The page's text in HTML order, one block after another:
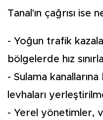
Tanal'ın çağrısı ise
- Yoğun trafik
bölgelerde hız
- Sulama
levhaları
- Yerel yönetimler,